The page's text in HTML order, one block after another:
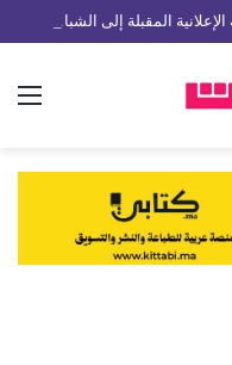
مع « The Next Ad » ، إنوي يُسند حملته الإعلانية المقبلة إلى الشباب المغربي